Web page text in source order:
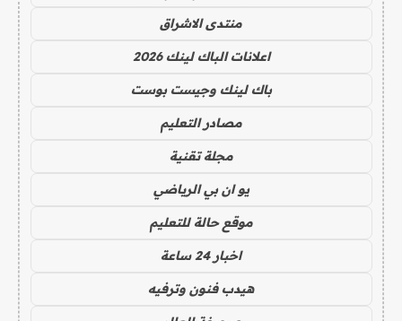
منتدى الاشراق
اعلانات الباك لينك 2026
باك لينك وجيست بوست
مصادر التعليم
مجلة تقنية
يو ان بي الرياضي
موقع حالة للتعليم
اخبار 24 ساعة
هيدب فنون وترفيه